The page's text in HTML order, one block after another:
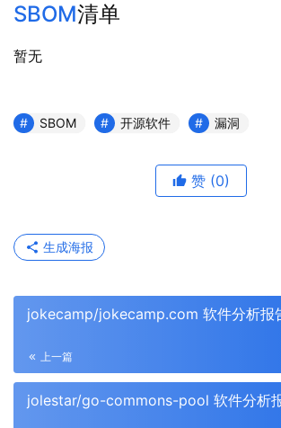
SBOM清单
暂无
SBOM 开源软件 漏洞
赞 (0)
生成海报
jokecamp/jokecamp.com 软件分析报
上一篇
jolestar/go-commons-pool 软件分析